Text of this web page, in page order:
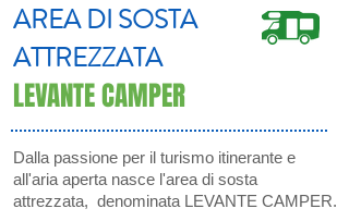
AREA DI SOSTA
ATTREZZATA
LEVANTE CAMPER
Dalla passione per il turismo itinerante e
all'aria aperta nasce l'area di sosta
attrezzata, denominata LEVANTE CAMPER.